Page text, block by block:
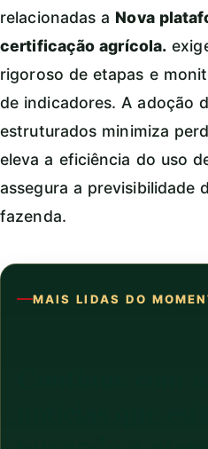
relacionadas a Nova
certificação agrícola.
rigoroso de etapas e
de indicadores. A adoção
estruturados minimiza
eleva a eficiência do uso
assegura a previsibilidade
fazenda.
MAIS LIDAS DO